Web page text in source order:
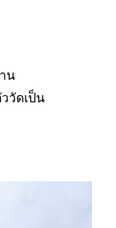
น
วัดเป็น
ทธรูปปาง
ะเอกลักษณ์
ระอย่างไม่